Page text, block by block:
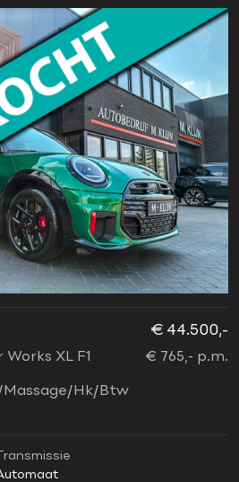
XL F1
Massage/Hk/Btw
€ 44.500,-
€ 765,- p.m.
Transmissie